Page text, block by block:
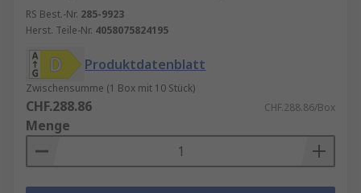
RS Best.-Nr. 285-9923
Herst. Teile-Nr. 4058075824195
Produktdatenblatt
Zwischensumme (1 Box mit 10 Stück)
CHF.288.86 CHF.288.86/Box
Menge